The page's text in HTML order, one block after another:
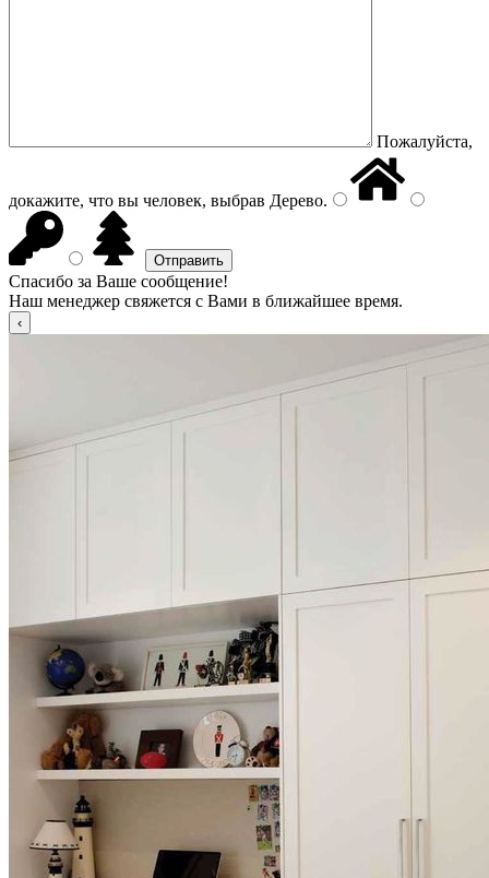
Пожалуйста,
докажите, что вы человек, выбрав Дерево.
Спасибо за Ваше сообщение!
Наш менеджер свяжется с Вами в ближайшее время.